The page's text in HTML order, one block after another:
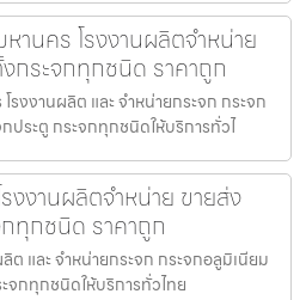
านคร โรงงานผลิตจำหน่าย
กระจกทุกชนิด ราคาถูก
รงงานผลิต และ จำหน่ายกระจก กระจก
ประตู กระจกทุกชนิดให้บริการทั่วไ
งงานผลิตจำหน่าย ขายส่ง
ทุกชนิด ราคาถูก
และ จำหน่ายกระจก กระจกอลูมิเนียม
จกทุกชนิดให้บริการทั่วไทย